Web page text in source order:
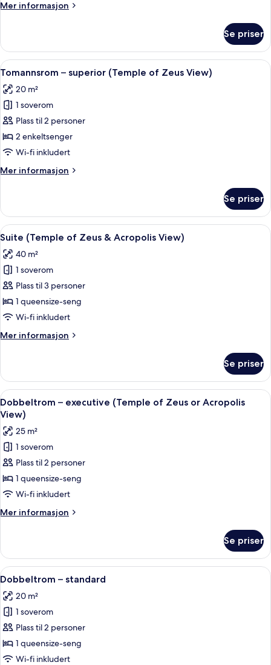
Mer informasjon
Mer
–
standard
Se priser
Åpne
alle
bildene
av
Tomannsrom
–
superior
of
8
Tomannsrom – superior (Temple of Zeus View)
20 m²
1 soverom
Plass til 2 personer
2 enkeltsenger
Wi-fi inkludert
Mer informasjon
Mer
–
superior
(Temple
Zeus
View)
Se priser
Åpne
alle
bildene
av
Suite
(Temple
of
&
Suite (Temple of Zeus & Acropolis
11
Suite (Temple of Zeus & Acropolis View)
40 m²
1 soverom
Plass til 3 personer
1 queensize-seng
Wi-fi inkludert
Mer informasjon
Mer
(Temple
of
Zeus
&
Acropolis
View)
Se priser
Åpne
alle
bildene
av
Dobbeltrom
–
executive
(Temple
of
Zeus
Acropolis
View)
Dobbeltrom – executive (Temple of
14
Dobbeltrom – executive (Temple of Zeus or Acropolis
View)
25 m²
1 soverom
Plass til 2 personer
1 queensize-seng
Wi-fi inkludert
Mer informasjon
Mer
–
executive
(Temple
Zeus
or
View)
Se priser
Åpne
alle
bildene
av
Dobbeltrom
–
standard
Dobbeltrom – standard | Sengetøy
7
Dobbeltrom – standard
20 m²
1 soverom
Plass til 2 personer
1 queensize-seng
Wi-fi inkludert